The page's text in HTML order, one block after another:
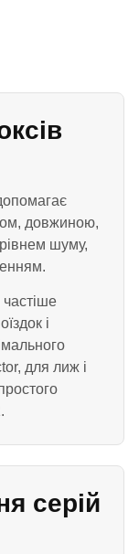
довжиною,
шуму,
і
для лиж і
серій